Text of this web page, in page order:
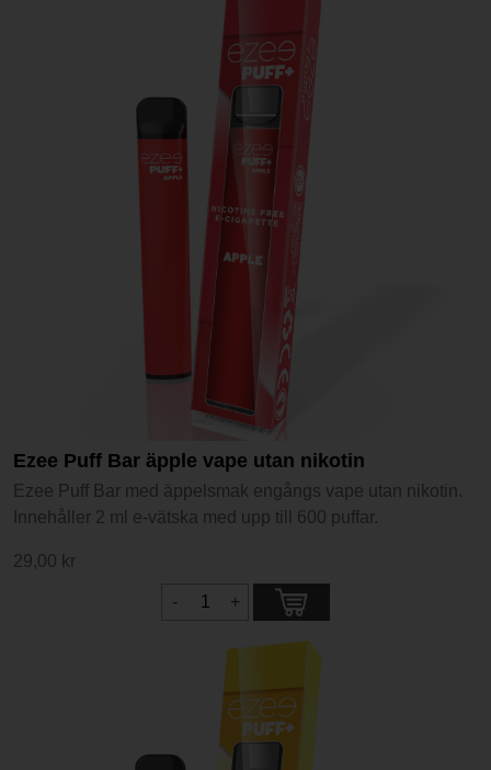
Ezee Puff Bar äpple vape utan nikotin
Ezee Puff Bar med äppelsmak engångs vape utan nikotin.
Innehåller 2 ml e-vätska med upp till 600 puffar.
29,00 kr